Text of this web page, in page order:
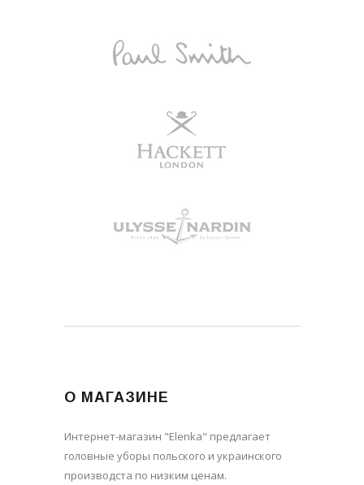
О МАГАЗИНЕ
Интернет-магазин "Elenka" предлагает
головные уборы польского и украинского
производста по низким ценам.